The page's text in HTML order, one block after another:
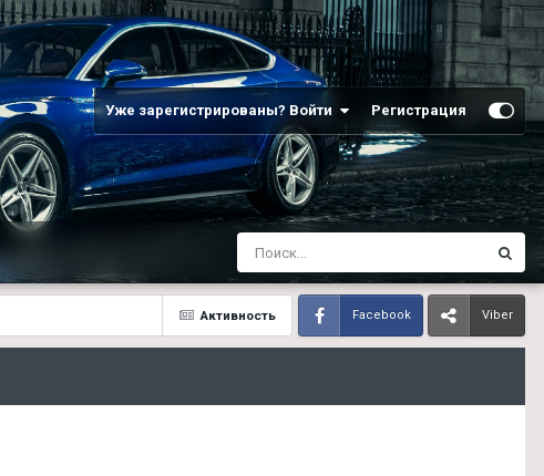
Уже зарегистрированы? Войти Регистрация
Активность Facebook Viber